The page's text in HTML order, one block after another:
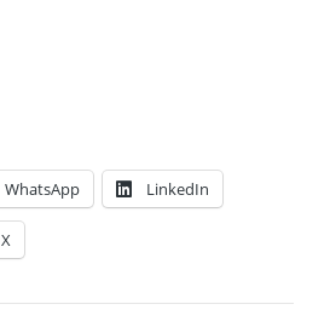
WhatsApp LinkedIn
X